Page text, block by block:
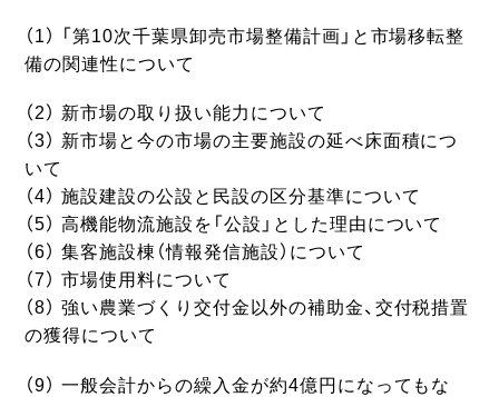
（1） 「第10次千葉県卸売市場整備計画」と市場移転整
備の関連性について
（2） 新市場の取り扱い能力について
（3） 新市場と今の市場の主要施設の延べ床面積につ
いて
（4） 施設建設の公設と民設の区分基準について
（5） 高機能物流施設を「公設」とした理由について
（6） 集客施設棟（情報発信施設）について
（7） 市場使用料について
（8） 強い農業づくり交付金以外の補助金、交付税措置
の獲得について
（9） 一般会計からの繰入金が約4億円になってもな